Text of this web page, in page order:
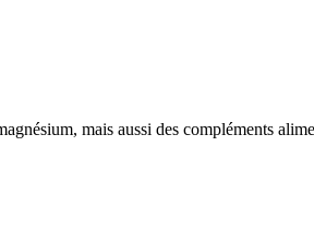
mais aussi des compléments